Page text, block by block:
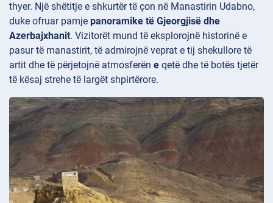
thyer. Një shëtitje e shkurtër të çon në Manastirin Udabno,
duke ofruar pamje panoramike të Gjeorgjisë dhe
Azerbajxhanit. Vizitorët mund të eksplorojnë historinë e
pasur të manastirit, të admirojnë veprat e tij shekullore të
artit dhe të përjetojnë atmosferën e qetë dhe të botës tjetër
të kësaj strehe të largët shpirtërore.